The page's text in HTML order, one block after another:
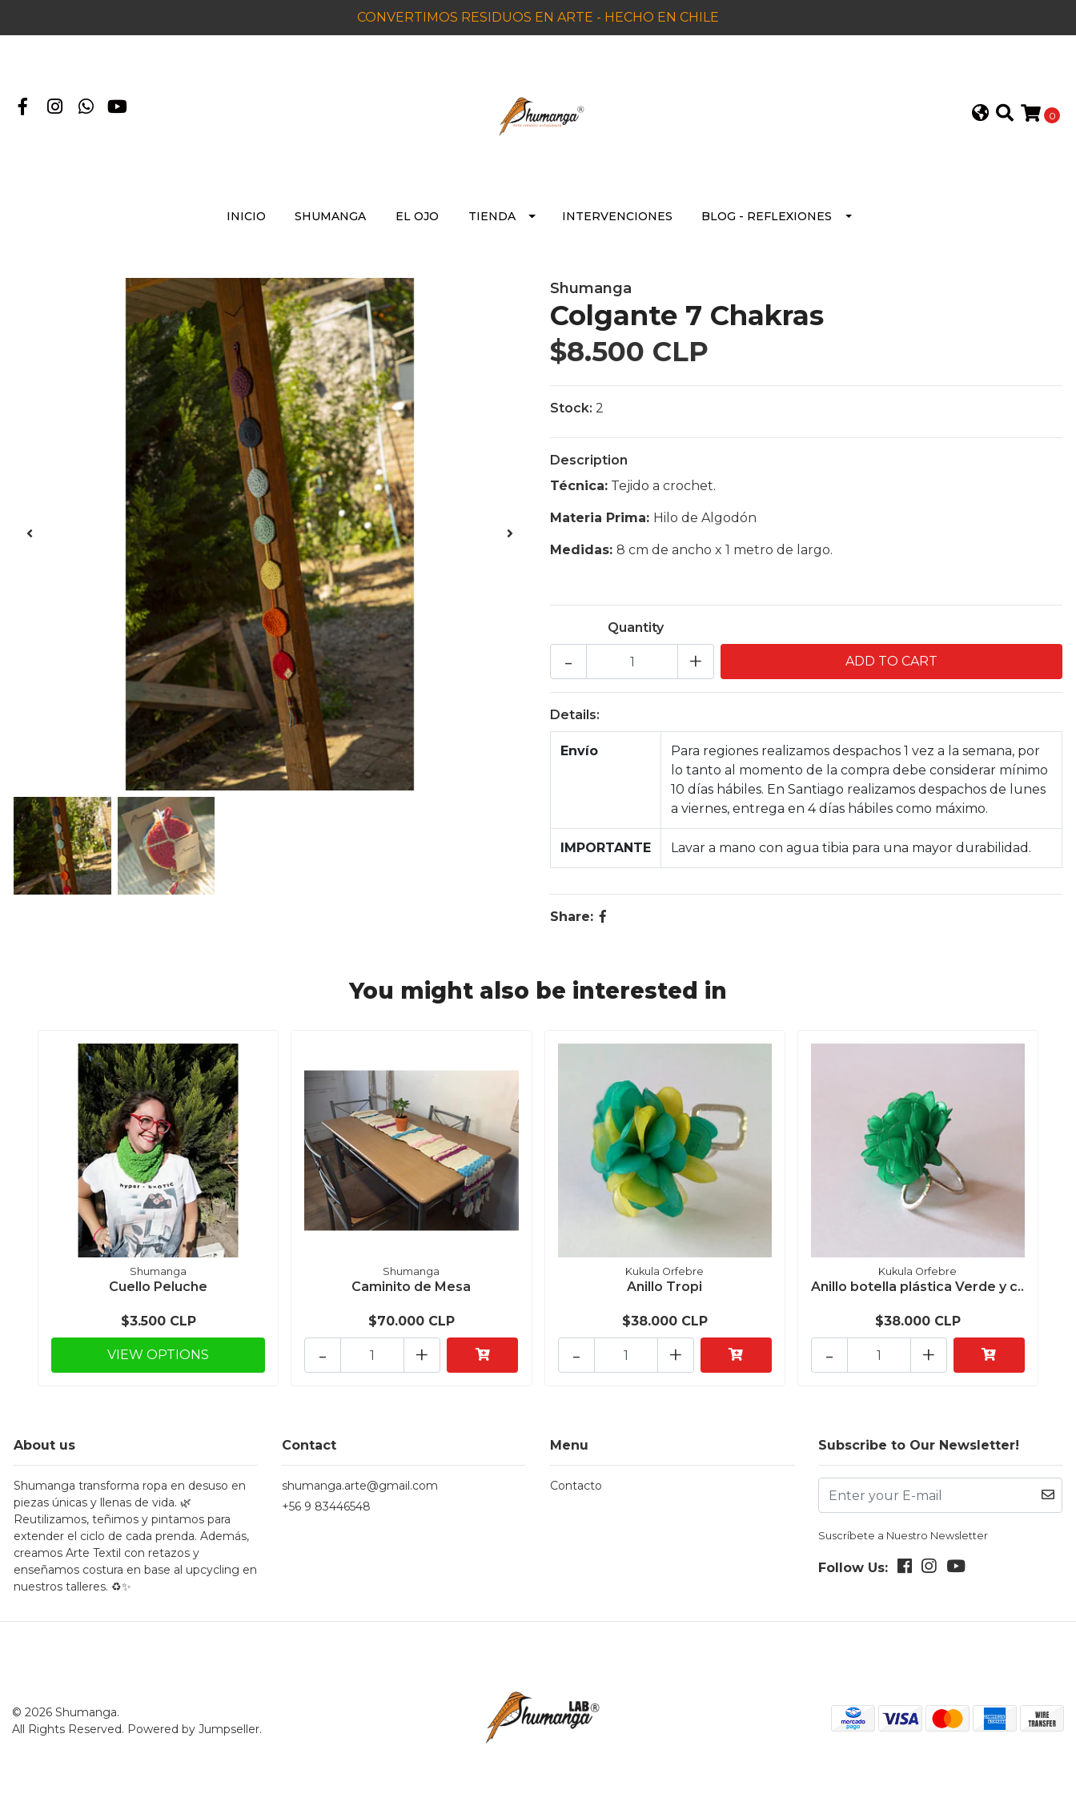
CONVERTIMOS RESIDUOS EN ARTE - HECHO EN CHILE
0
INICIO SHUMANGA EL OJO TIENDA INTERVENCIONES BLOG - REFLEXIONES
Shumanga
Colgante 7 Chakras
$8.500 CLP
Stock: 2
Description
Técnica: Tejido a crochet.
Materia Prima: Hilo de Algodón
Medidas: 8 cm de ancho x 1 metro de largo.
Quantity
+
-
Details:
Envío
Para regiones realizamos despachos 1 vez a la semana, por
lo tanto al momento de la compra debe considerar mínimo
10 días hábiles. En Santiago realizamos despachos de lunes
a viernes, entrega en 4 días hábiles como máximo.
IMPORTANTE Lavar a mano con agua tibia para una mayor durabilidad.
Share:
You might also be interested in
Shumanga
Cuello Peluche
$3.500 CLP
VIEW OPTIONS
Shumanga
Caminito de Mesa
$70.000 CLP
+
-
Kukula Orfebre
Anillo Tropi
$38.000 CLP
+
-
Kukula Orfebre
Anillo botella plástica Verde y c..
$38.000 CLP
+
-
About us
Shumanga transforma ropa en desuso en
piezas únicas y llenas de vida. 🌿
Reutilizamos, teñimos y pintamos para
extender el ciclo de cada prenda. Además,
creamos Arte Textil con retazos y
enseñamos costura en base al upcycling en
nuestros talleres. ♻️✨
Contact
shumanga.arte@gmail.com
+56 9 83446548
Menu
Contacto
Subscribe to Our Newsletter!
Suscríbete a Nuestro Newsletter
Follow Us:
© 2026 Shumanga.
All Rights Reserved. Powered by Jumpseller.